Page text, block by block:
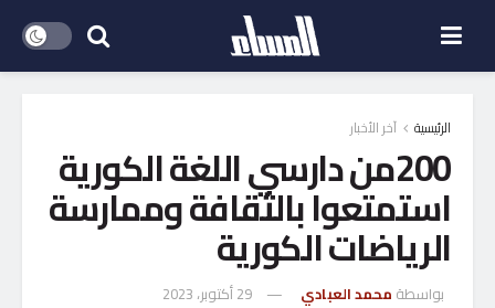
الرئيسية آخر الأخبار
200من دارسي اللغة الكورية
استمتعوا بالثقافة وممارسة
الرياضات الكورية
بواسطة محمد العبادي 29 أكتوبر، 2023